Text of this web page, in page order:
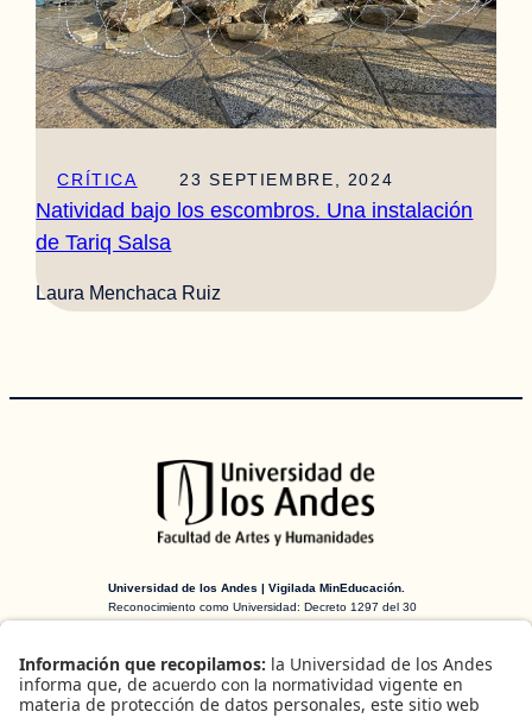
CRÍTICA 23 SEPTIEMBRE, 2024
Natividad bajo los escombros. Una instalación
de Tariq Salsa
Laura Menchaca Ruiz
Universidad de los Andes | Vigilada MinEducación.
Reconocimiento como Universidad: Decreto 1297 del 30
H-ART Revista de historia, teoría y crítica